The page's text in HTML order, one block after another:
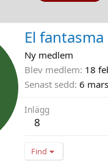
El fantasma
Ny medlem
Blev medlem 18
Senast sedd 6
Inlägg
8
Find